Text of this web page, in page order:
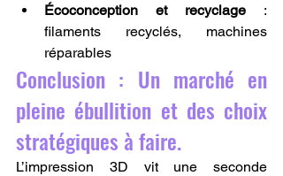
Écoconception et recyclage :
filaments recyclés, machines
réparables
Conclusion : Un marché en
pleine ébullition et des choix
stratégiques à faire.
L’impression 3D vit une seconde